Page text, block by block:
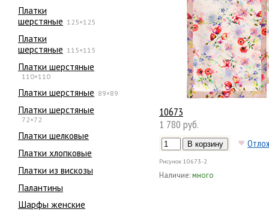
Платки
шерстяные 125×125
Платки
шерстяные 115×115
Платки шерстяные
110×110
Платки шерстяные 89×89
Платки шерстяные
72×72
Платки шелковые
Платки хлопковые
Платки из вискозы
Палантины
Шарфы женские
10673
1 780 руб.
Рисунок 10673-2
Наличие:много